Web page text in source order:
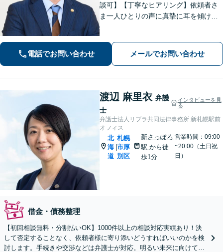
談可】【丁寧なヒアリング】依頼者さ
ま一人ひとりの声に真摯に耳を傾け、
度弁護士にご相談ください。最善の解
決策を共に考えていきましょう。
電話でお問い合わせ メールでお問い合わせ
渡辺 麻里衣 弁護
士
インタビューを見
る
弁護士法人リブラ共同法律事務所 新札幌駅前
オフィス
北
海
道
|
札幌
市厚
別区
新さっぽろ
駅から徒
歩1分
営業時間：09:00
~20:00（土日祝
日）
借金・債務整理
【初回相談無料・分割払いOK】1000件以上の相談対応実績あり！決
して否定することなく、依頼者様に寄り添いどうすればいいのかを検
討します。手続きや交渉などは弁護士が対応。明るい未来に向けて一